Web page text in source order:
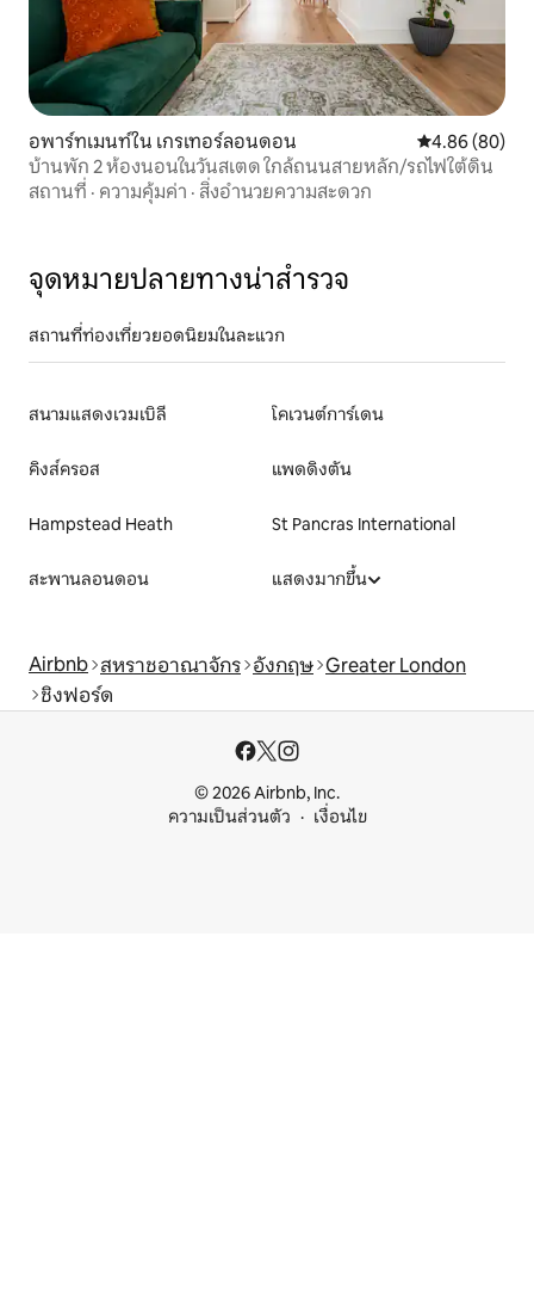
อพาร์ทเมนท์ใน เกรเทอร์ลอนดอน คะแนนเฉลี่ย
4.86 (80)
บ้านพัก 2 ห้องนอนในวันสเตด ใกล้ถนนสายหลัก/รถไฟใต้ดิน
สถานที่ · ความคุ้มค่า · สิ่งอำนวยความสะดวก
จุดหมายปลายทางน่าสำรวจ
สถานที่ท่องเที่ยวยอดนิยมในละแวก
สนามแสดงเวมเบิลี โคเวนต์การ์เดน
คิงส์ครอส แพดดิงตัน
Hampstead Heath St Pancras International
สะพานลอนดอน แสดงมากขึ้น
Airbnb สหราชอาณาจักร อังกฤษ Greater London
ชิงฟอร์ด
© 2026 Airbnb, Inc.
ความเป็นส่วนตัว
เงื่อนไข